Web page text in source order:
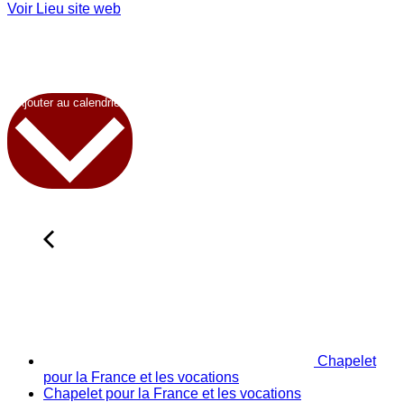
Voir Lieu site web
Chapelet
pour la France et les vocations
Chapelet pour la France et les vocations